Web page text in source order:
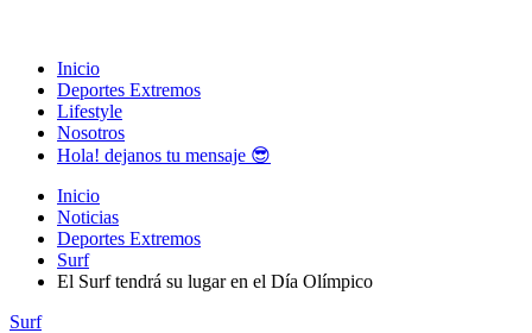
Inicio
Deportes Extremos
Lifestyle
Nosotros
Hola! dejanos tu mensaje 😎
Inicio
Noticias
Deportes Extremos
Surf
El Surf tendrá su lugar en el Día Olímpico
Surf